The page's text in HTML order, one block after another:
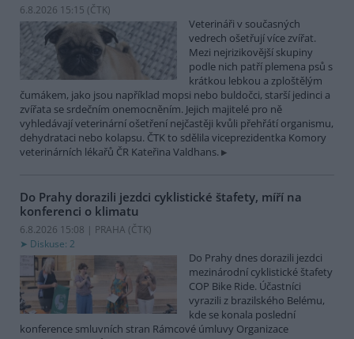
6.8.2026 15:15 (ČTK)
Veterináři v současných
vedrech ošetřují více zvířat.
Mezi nejrizikovější skupiny
podle nich patří plemena psů s
krátkou lebkou a zploštělým
čumákem, jako jsou například mopsi nebo buldočci, starší jedinci a
zvířata se srdečním onemocněním. Jejich majitelé pro ně
vyhledávají veterinární ošetření nejčastěji kvůli přehřátí organismu,
dehydrataci nebo kolapsu. ČTK to sdělila viceprezidentka Komory
veterinárních lékařů ČR Kateřina Valdhans.
Do Prahy dorazili jezdci cyklistické štafety, míří na
konferenci o klimatu
6.8.2026 15:08 | PRAHA (ČTK)
Diskuse: 2
Do Prahy dnes dorazili jezdci
mezinárodní cyklistické štafety
COP Bike Ride. Účastníci
vyrazili z brazilského Belému,
kde se konala poslední
konference smluvních stran Rámcové úmluvy Organizace